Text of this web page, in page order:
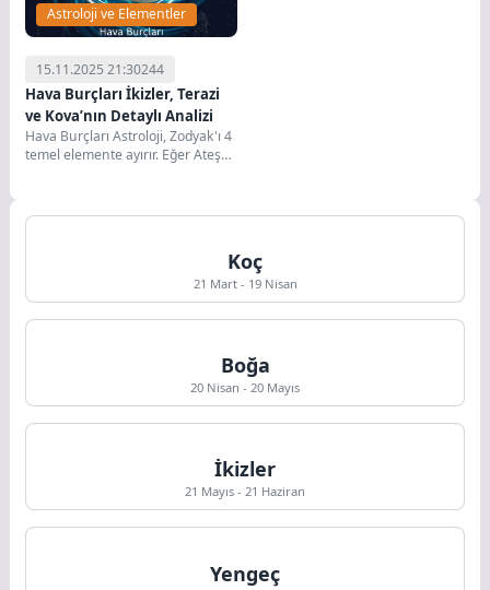
Astroloji ve Elementler
15.11.2025 21:30244
Hava Burçları İkizler, Terazi
ve Kova’nın Detaylı Analizi
Hava Burçları Astroloji, Zodyak'ı 4
temel elemente ayırır. Eğer Ateş
Koç
21 Mart - 19 Nisan
Boğa
20 Nisan - 20 Mayıs
İkizler
21 Mayıs - 21 Haziran
Yengeç